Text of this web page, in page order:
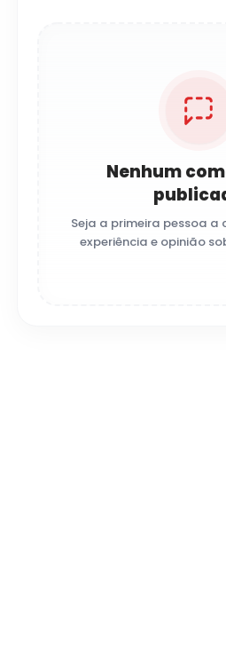
Nenhum
Seja a primeira pessoa
experiência e opinião